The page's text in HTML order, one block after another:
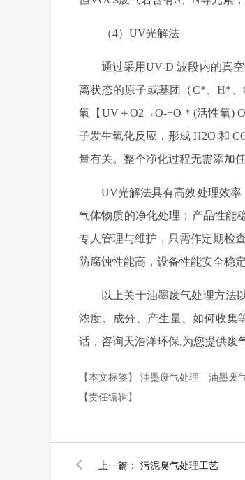
（4）UV光解法
通过采用UV-D 波段内的真
离状态的原子或基团（C*、H*
氧【UV＋O2→O-+O＊(活性氧)
子发生氧化反应，形成 H2O 和
量有关。整个净化过程无需添加
UV光解法具有高效处理效
气体物质的净化处理；产品性能
专人管理与维护，只需作定期检
防腐蚀性能高，设备性能安全稳
以上关于油墨废气处理方法
浓度、成分、产生量、如何收集
话，咨询天浩洋环保,为您提供废
【本文标签】 油墨废气处理 油墨废
【责任编辑】
上一篇： 污泥臭气处理工艺